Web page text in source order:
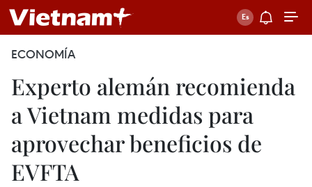
ECONOMÍA
Experto alemán recomienda
a Vietnam medidas para
aprovechar beneficios de
EVFTA